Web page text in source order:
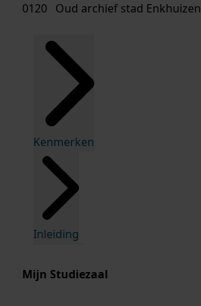
0120 Oud archief stad Enkhuizen
Kenmerken
Inleiding
Mijn Studiezaal